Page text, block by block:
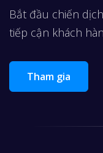
Bắt đầu chiến
tiếp cận khách
Tham gia